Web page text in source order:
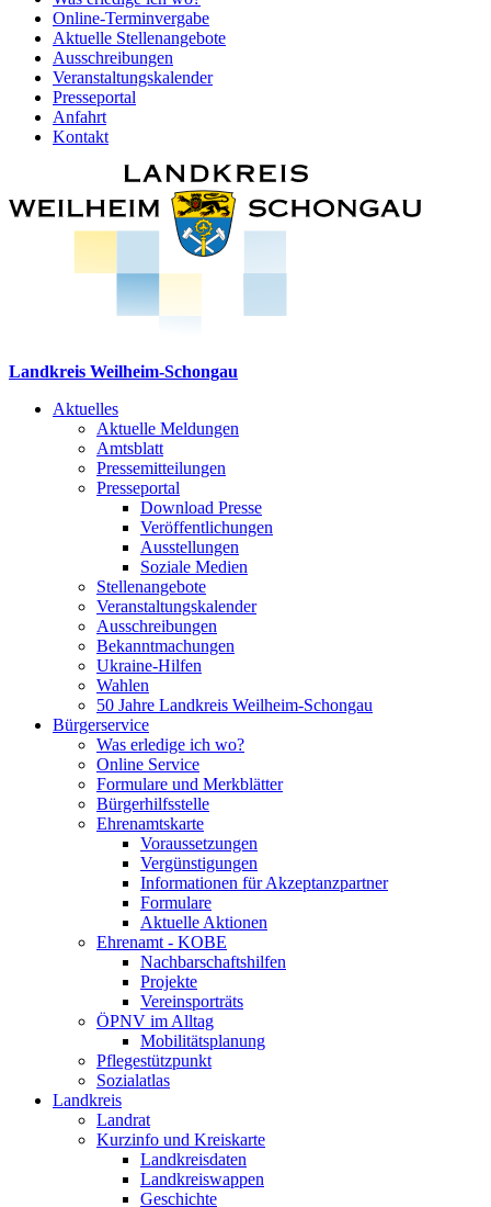
Online-Terminvergabe
Aktuelle Stellenangebote
Ausschreibungen
Veranstaltungskalender
Presseportal
Anfahrt
Kontakt
Landkreis Weilheim-Schongau
Aktuelles
Aktuelle Meldungen
Amtsblatt
Pressemitteilungen
Presseportal
Download Presse
Veröffentlichungen
Ausstellungen
Soziale Medien
Stellenangebote
Veranstaltungskalender
Ausschreibungen
Bekanntmachungen
Ukraine-Hilfen
Wahlen
50 Jahre Landkreis Weilheim-Schongau
Bürgerservice
Was erledige ich wo?
Online Service
Formulare und Merkblätter
Bürgerhilfsstelle
Ehrenamtskarte
Voraussetzungen
Vergünstigungen
Informationen für Akzeptanzpartner
Formulare
Aktuelle Aktionen
Ehrenamt - KOBE
Nachbarschaftshilfen
Projekte
Vereinsporträts
ÖPNV im Alltag
Mobilitätsplanung
Pflegestützpunkt
Sozialatlas
Landkreis
Landrat
Kurzinfo und Kreiskarte
Landkreisdaten
Landkreiswappen
Geschichte